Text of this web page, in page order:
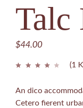
Talc
$44.00
(1
An dico
Cetero fierent